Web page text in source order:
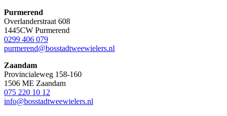
Purmerend
Overlanderstraat 608
1445CW Purmerend
0299 406 079
purmerend@bosstadtweewielers.nl
Zaandam
Provincialeweg 158-160
1506 ME Zaandam
075 220 10 12
info@bosstadtweewielers.nl